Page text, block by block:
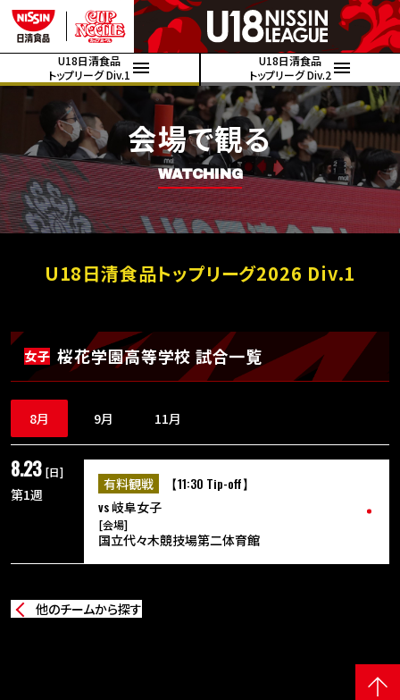
U18日清食品
トップリーグ Div.1
U18日清食品
トップリーグ Div.2
会場で観る
WATCHING
U18日清食品トップリーグ2026 Div.1
女子 桜花学園高等学校 試合一覧
8月 9月 11月
8.23 [日]
第1週
有料観戦
【11:30 Tip-off】
vs岐阜女子
[会場]
国立代々木競技場第二体育館
他のチームから探す